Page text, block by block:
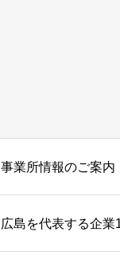
事業所情報のご案内
広島を代表する企